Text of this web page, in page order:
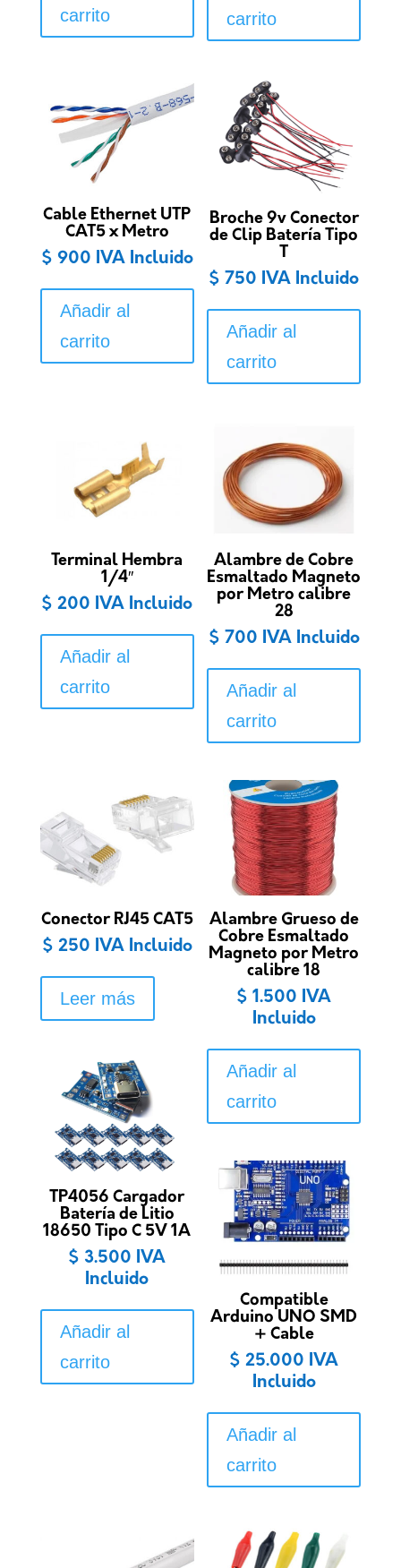
carrito
carrito
Cable Ethernet UTP
CAT5 x Metro
$ 900 IVA Incluido
Añadir al
carrito
Broche 9v Conector
de Clip Batería Tipo
T
$ 750 IVA Incluido
Añadir al
carrito
Terminal Hembra
1/4″
$ 200 IVA Incluido
Añadir al
carrito
Alambre de Cobre
Esmaltado Magneto
por Metro calibre
28
$ 700 IVA Incluido
Añadir al
carrito
Conector RJ45 CAT5
$ 250 IVA Incluido
Leer más
Alambre Grueso de
Cobre Esmaltado
Magneto por Metro
calibre 18
$ 1.500 IVA
Incluido
Añadir al
carrito
TP4056 Cargador
Batería de Litio
18650 Tipo C 5V 1A
$ 3.500 IVA
Incluido
Añadir al
carrito
Compatible
Arduino UNO SMD
+ Cable
$ 25.000 IVA
Incluido
Añadir al
carrito